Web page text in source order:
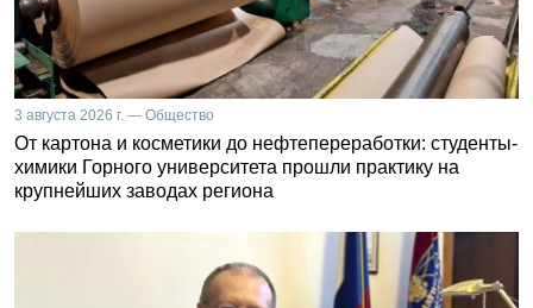
3 августа 2026 г. — Общество
От картона и косметики до нефтепереработки: студенты-
химики Горного университета прошли практику на
крупнейших заводах региона